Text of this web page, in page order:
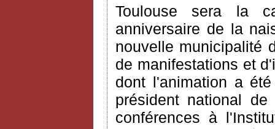
Toulouse sera la
anniversaire de la
nouvelle municipalité
de manifestations et
dont l'animation a
président national
conférences à